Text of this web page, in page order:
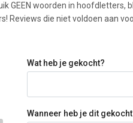
GEEN woorden in hoofdletters,
Reviews die niet voldoen aan
Wat heb je gekocht?
Wanneer heb je dit